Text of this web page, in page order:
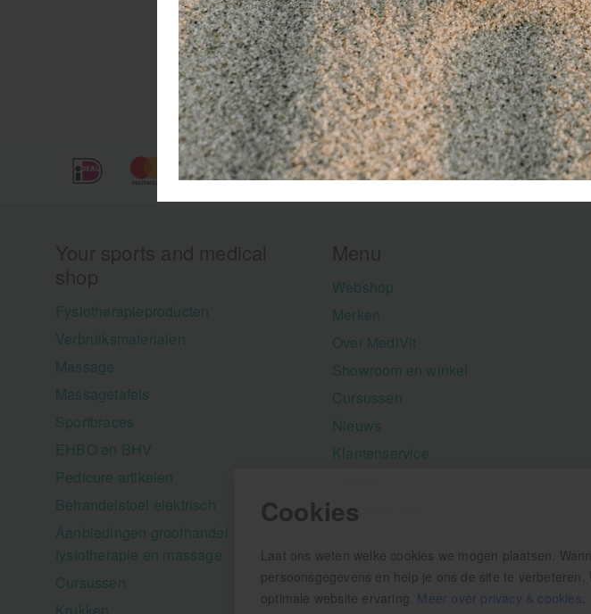
Cookies
Laat ons weten welke cookies we mogen plaatsen.
persoonsgegevens en help je ons de site te
optimale website ervaring. Meer over privacy & cookies
Fysiotherapieproducten
Verbruiksmaterialen
Massage
Massagetafels
Sportbraces
EHBO en BHV
Pedicure artikelen
Behandelstoel elektrisch
Aanbiedingen groothandel
fysiotherapie en massage
Cursussen
Webshop
Merken
Over MediVit
Showroom en winkel
Cursussen
Nieuws
Klantenservice
Aanbiedingen